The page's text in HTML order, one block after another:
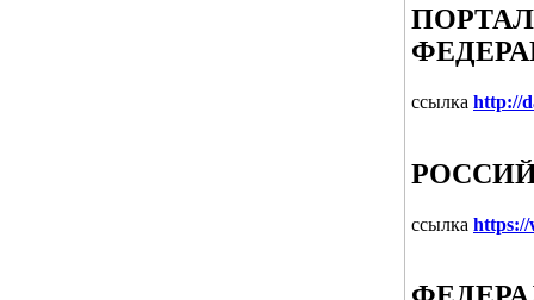
ссылка http://
ссылка